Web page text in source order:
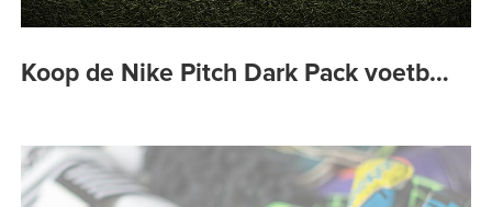
Koop de Nike Pitch Dark Pack voetb…